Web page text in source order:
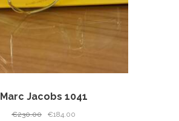
Marc Jacobs 1041
€230.00
Il€184.00